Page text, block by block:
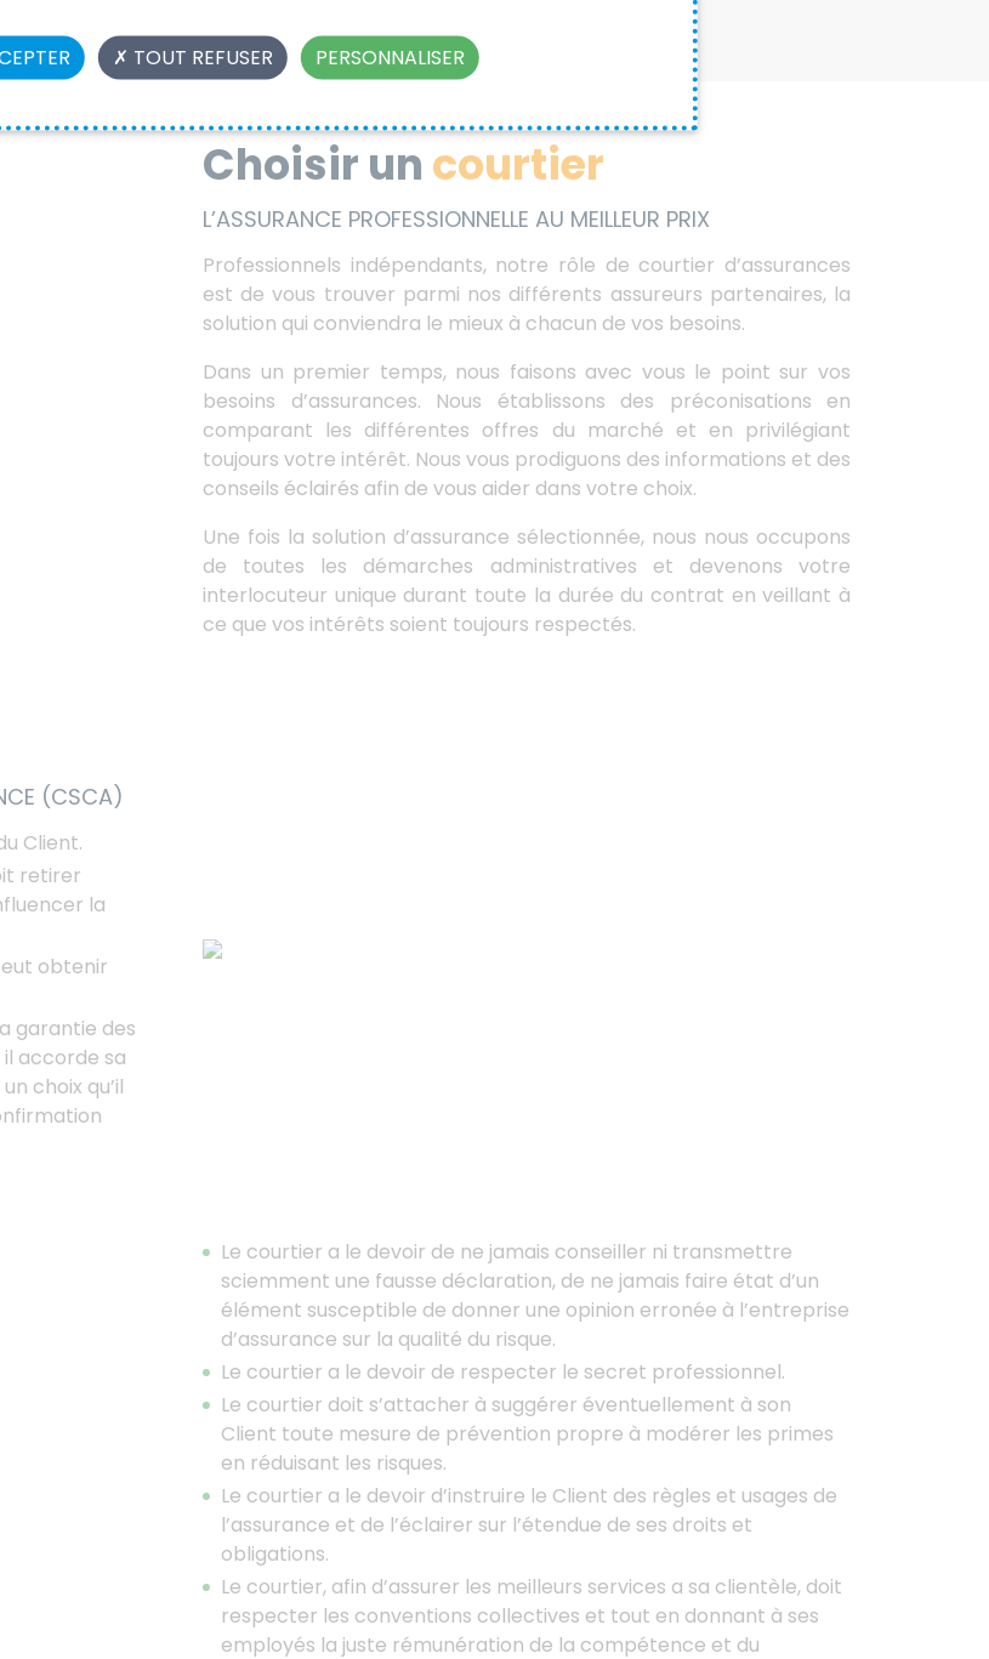
Choisir un courtier
L’ASSURANCE PROFESSIONNELLE AU MEILLEUR PRIX
Professionnels indépendants, notre rôle de courtier d’assurances
est de vous trouver parmi nos différents assureurs partenaires, la
solution qui conviendra le mieux à chacun de vos besoins.
Dans un premier temps, nous faisons avec vous le point sur vos
besoins d’assurances. Nous établissons des préconisations en
comparant les différentes offres du marché et en privilégiant
toujours votre intérêt. Nous vous prodiguons des informations et des
conseils éclairés afin de vous aider dans votre choix.
Une fois la solution d’assurance sélectionnée, nous nous occupons
de toutes les démarches administratives et devenons votre
interlocuteur unique durant toute la durée du contrat en veillant à
ce que vos intérêts soient toujours respectés.
(CSCA)
Client.
retirer
la
obtenir
garantie des
il accorde sa
choix qu’il
Le courtier a le devoir de ne jamais conseiller ni transmettre
sciemment une fausse déclaration, de ne jamais faire état d’un
élément susceptible de donner une opinion erronée à l’entreprise
d’assurance sur la qualité du risque.
Le courtier a le devoir de respecter le secret professionnel.
Le courtier doit s’attacher à suggérer éventuellement à son
Client toute mesure de prévention propre à modérer les primes
en réduisant les risques.
Le courtier a le devoir d’instruire le Client des règles et usages de
l’assurance et de l’éclairer sur l’étendue de ses droits et
obligations.
Le courtier, afin d’assurer les meilleurs services a sa clientèle, doit
respecter les conventions collectives et tout en donnant à ses
employés la juste rémunération de la compétence et du
TOUT REFUSER PERSONNALISER